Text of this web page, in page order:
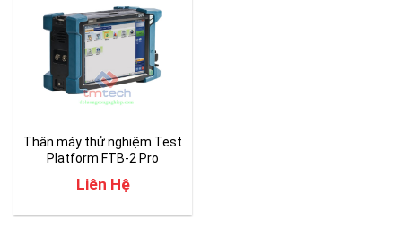
Thân máy thử nghiệm Test
Platform FTB-2 Pro
Liên Hệ